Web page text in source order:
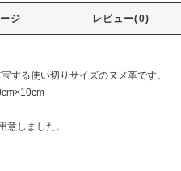
ジ レビュー(0)
する使い切りサイズのヌメ革です。
意しました。